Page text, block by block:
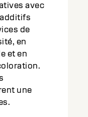
avec
additifs
de
en
et en
une